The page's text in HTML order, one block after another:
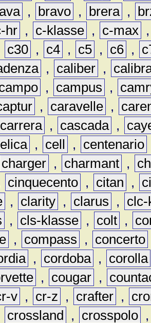
, bravo , brera ,
hr , c-klasse , c-max
c30 , c4 , c5 , c6 ,
, caliber ,
, campus ,
, caravelle ,
carrera , cascada ,
, cell , centenario
charger , charmant ,
cinquecento , citan ,
, clarity , clarus ,
clc-
, cls-klasse , colt ,
, compass , concerto
, cordoba ,
corolla
, cougar ,
v , cr-z , crafter ,
crossland , crosspolo